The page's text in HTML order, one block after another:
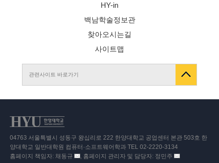
HY-in
백남학술정보관
찾아오시는길
사이트맵
04763 서울특별시 성동구 왕십리로 222 한양대학교 공업센터 본관 503호 한
양대학교 일반대학원 컴퓨터·소프트웨어학과 TEL 02-2220-3134
홈페이지 책임자: 채동규 이 , 홈페이지 관리자 및 담당자: 정민주 이
관련사이트 바로가기